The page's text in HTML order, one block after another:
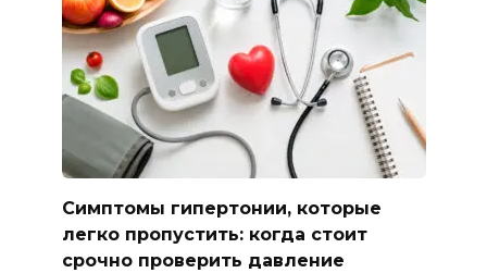
Симптомы гипертонии, которые
легко пропустить: когда стоит
срочно проверить давление